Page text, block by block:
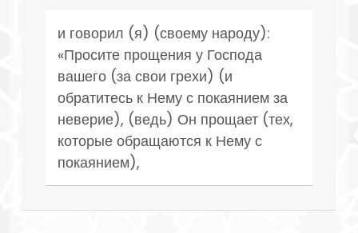
и говорил (я) (своему народу):
«Просите прощения у Господа
вашего (за свои грехи) (и
обратитесь к Нему с покаянием за
неверие), (ведь) Он прощает (тех,
которые обращаются к Нему с
покаянием),